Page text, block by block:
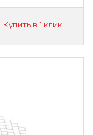
Купить в 1 клик